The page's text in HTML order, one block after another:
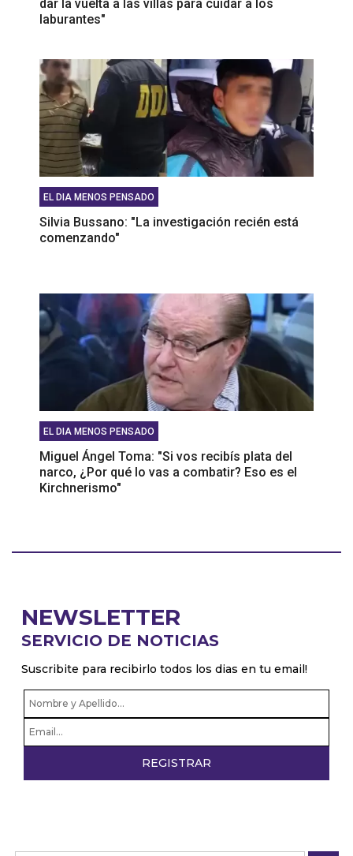
dar la vuelta a las villas para cuidar a los
laburantes"
EL DIA MENOS PENSADO
Silvia Bussano: "La investigación recién está
comenzando"
EL DIA MENOS PENSADO
Miguel Ángel Toma: "Si vos recibís plata del
narco, ¿Por qué lo vas a combatir? Eso es el
Kirchnerismo"
NEWSLETTER
SERVICIO DE NOTICIAS
Suscribite para recibirlo todos los dias en tu email!